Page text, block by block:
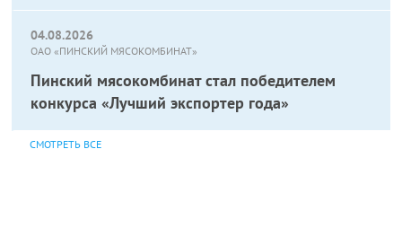
04.08.2026
ОАО «ПИНСКИЙ МЯСОКОМБИНАТ»
Пинский мясокомбинат стал победителем
конкурса «Лучший экспортер года»
СМОТРЕТЬ ВСЕ